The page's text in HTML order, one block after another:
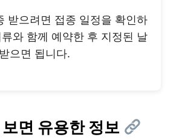
받으려면 접종 일정을 확인하
와 함께 예약한 후 지정된 날
으면 됩니다.
면 유용한 정보